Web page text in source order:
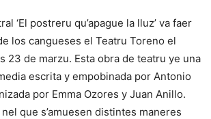
‘El postreru qu’apague la lluz’ va faer
los cangueses el Teatru Toreno el
23 de marzu. Esta obra de teatru ye una
escrita y empobinada por Antonio
por Emma Ozores y Juan Anillo.
que s’amuesen distintes maneres